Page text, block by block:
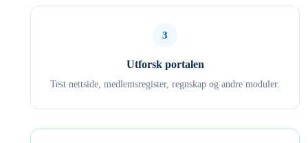
3
Utforsk portalen
Test nettside, medlemsregister, regnskap og andre moduler.